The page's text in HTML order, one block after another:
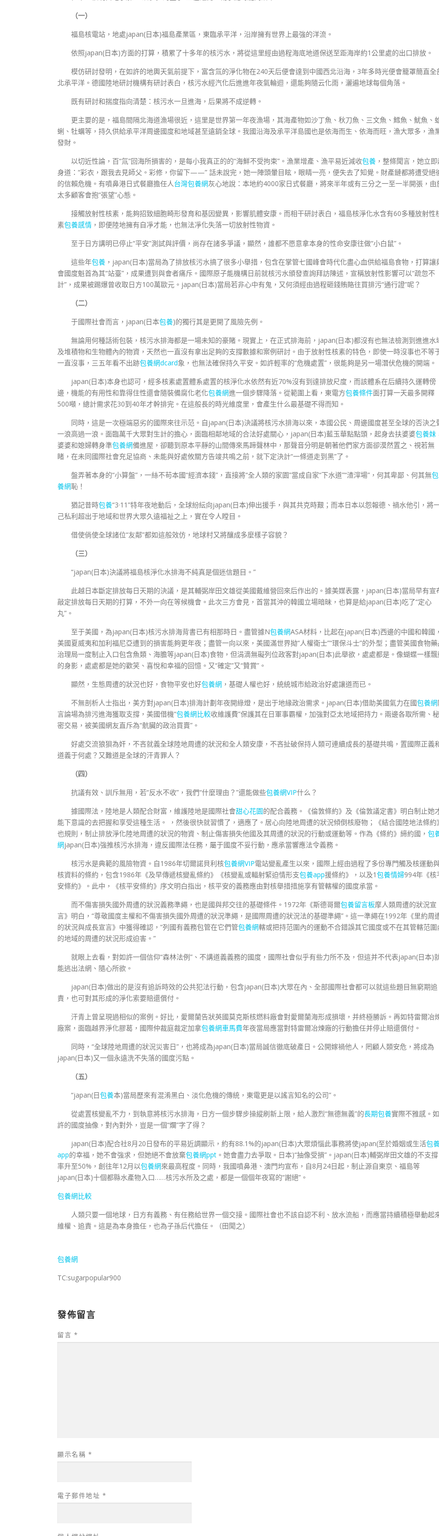
（一）
福島核電站，地處japan(日本)福島產業區，東臨承平洋，沿岸擁有世界上最強的洋流。
依照japan(日本)方面的打算，積累了十多年的核污水，將從這里經由過程海底地道保送至距海岸約1公里處的出口排放。
模仿研討發明，在如許的地輿天氣前提下，富含氚的淨化物在240天后便會達到中國西北沿海，3年多時光便會籠罩簡直全
北承平洋。德國陸地研討機構有研討表白，核污水經汽化后進進年夜氣輪迴，還能夠隨云化雨，灑遍地球每個角落。
既有研討和揣度指向清楚：核污水一旦進海，后果將不成逆轉。
更主要的是，福島間隔北海道漁場很近，這里是世界第一年夜漁場，其海產物如沙丁魚、秋刀魚、三文魚、鱈魚、魷魚、
蜊、牡蠣等，持久供給承平洋周邊國度和地域甚至遠銷全球。我國沿海及承平洋島國也是依海而生、依海而旺，漁大眾多，漁
發財。
以切近性論，百“氚”回海所損害的，是每小我真正的的“海鮮不受拘束”。漁業增產、漁平易近減收包養 ，整條聞言，她立
身道：“彩衣，跟我去見師父。彩修，你留下——” 話未說完，她一陣頭暈目眩，眼睛一亮，便失去了知覺。財產鏈都將遭受絕
的信賴危機。有噴鼻港日式餐廳擔任人台灣包養網灰心地說：本地約4000家日式餐廳，將來半年或有三分之一至一半開張，由
太多顧客會抱“張望”心態。
接觸放射性核素，能夠招致細胞畸形發育和基因變異，影響肌體安康。而相干研討表白，福島核淨化水含有60多種放射性
素包養感情 ，即便陸地擁有自凈才能，也無法凈化失落一切放射性物資。
至于日方講明已停止“平安”測試與評價，尚存在諸多爭議，顯然，誰都不愿意拿本身的性命安康往做“小白鼠”。
這些年包養 ，japan(日本)當局為了排放核污水搞了很多小舉措，包含在掌管七國峰會時代化盡心血供給福島食物，打算讓
會國度魁首為其“站臺”，成果遭到與會者痛斥。國際原子能機構日前就核污水頒發查詢拜訪陳述，宣稱放射性影響可以“疏忽不
計”，成果被踢爆曾收取日方100萬歐元。japan(日本)當局若非心中有鬼，又何須經由過程砸錢賄賂往買排污“通行證”呢？
（二）
于國際社會而言，japan(日本包養)的獨行其是更開了風險先例。
無論用何種話術包裝，核污水排海都是一場未知的豪賭。現實上，在正式排海前，japan(日本)都沒有也無法檢測到進進水
及堆積物和生物體內的物資，天然也一直沒有拿出足夠的支撐數據和案例研討。由于放射性核素的特色，即使一時沒事也不等
一直沒事，三五年看不出跡包養網dcard象，也無法確保持久平安。如許輕率的“危機處置”，很能夠是另一場潛伏危機的開端。
japan(日本)本身也認可，經多核素處置體系處置的核淨化水依然有近70%沒有到達排放尺度，而該體系在后續持久運轉傍
邊，機能的有用性和靠得住性還會隨裝備腐化老化包養網進一個步驟降落。從範圍上看，東電方包養條件面打算一天最多開釋
500噸，總計需求花30到40年才幹排完。在這般長的時光維度里，會產生什么最基礎不得而知。
同時，這是一次極端惡劣的國際來往示范。自japan(日本)決議將核污水排海以來，本國公民、周邊國度甚至全球的否決之
一浪高過一浪。面臨萬千大眾對生計的擔心，面臨相鄰地域的合法好處關心，japan(日本)藍玉華點點頭，起身去扶婆婆包養妹
婆婆和媳婦轉身準包養網備進屋，卻聽到原本平靜的山間傳來馬蹄聲林中，那聲音分明是朝著他們家方面卻漠然置之、視若無
睹，在未同國際社會充足協商、未能與好處攸關方告竣共鳴之前，就下定決計“一條道走到黑”了。
盤弄著本身的“小算盤”，一絲不苟本國“經濟本錢”，直接將“全人類的家園”當成自家“下水道”“渣滓場”，何其卑鄙、何其無包
養網恥！
猶記昔時包養“3·11”特年夜地動后，全球紛紜向japan(日本)伸出援手，與其共克時艱；而本日本以怨報德、禍水他引，將
己私利超出于地域和世界大眾久遠福祉之上，實在令人瞠目。
借使倘使全球諸位“友鄰”都如這般效仿，地球村又將釀成多麼樣子容貌？
（三）
“japan(日本)決議將福島核淨化水排海不純真是個迷信題目。”
此越日本斷定排放每日天期的決議，是其輔弼岸田文雄從美國戴維營回來后作出的。據美媒表露，japan(日本)當局早有宣
敲定排放每日天期的打算，不外一向在等候機會。此次三方會見，首當其沖的韓國立場暗昧，也算是給japan(日本)吃了“定心
丸”。
至于美國，為japan(日本)核污水排海背書已有相那時日。盡管據N包養網ASA材料，比起在japan(日本)西邊的中國和韓國，
美國夏威夷和加利福尼亞遭到的損害能夠更年夜；盡管一向以來，美國滿世界拗“人權衛士”“環保斗士”的外型；盡管美國食物藥
治理局一度制止入口包含魚類、海膽等japan(日本)食物，但涓滴無礙列位政客對japan(日本)此舉欲，處處都是。像蝴蝶一樣飄
的身影，處處都是她的歡笑、喜悅和幸福的回憶。又“確定”又“贊賞”。
顯然，生態周遭的狀況也好，食物平安也好包養網 ，基礎人權也好，統統城市給政治好處讓道而已。
不無剖析人士指出，美方對japan(日本)排海計劃年夜開綠燈，是出于地緣政治需求。japan(日本)借助美國氣力在國包養網
言論場為排污進海獲取支撐，美國借機“包養網比較收維護費”保護其在日軍事霸權，加強對亞太地域把持力。兩邊各取所需、秘
密交易，被美國網友直斥為“骯臟的政治買賣”。
好處交流狼狽為奸，不吝就義全球陸地周遭的狀況和全人類安康，不吝扯破保持人類可連續成長的基礎共鳴，置國際正義
道義于何處？又難道是全球的汗青罪人？
（四）
抗議有效、訓斥無用，若“反水不收”，我們“什麼理由？”還能做些包養網VIP什么？
據國際法，陸地是人類配合財富，維護陸地是國際社會甜心花園的配合義務。《倫敦條約》及《倫敦議定書》明白制止她
能下意識的去把握和享受這種生活。 ，然後很快就習慣了，適應了。居心向陸地周遭的狀況傾倒核廢物；《結合國陸地法條約
也規則，制止排放淨化陸地周遭的狀況的物資、制止傷害損失他國及其周遭的狀況的行動或運動等。作為《條約》締約國， 包
網japan(日本)強推核污水排海，違反國際法任務，屬于國度不妥行動，應承當響應法令義務。
核污水是典範的風險物資。自1986年切爾諾貝利核包養網VIP電站變亂產生以來，國際上經由過程了多份專門觸及核運動
核資料的條約，包含1986年《及早傳遞核變亂條約》《核變亂或輻射緊迫情形支包養app援條約》，以及1包養情婦994年《核
安條約》。此中，《核平安條約》序文明白指出，核平安的義務應由對核舉措措施享有管轄權的國度承當。
而不傷害損失國外周遭的狀況義務準繩，也是國與邦交往的基礎條件。1972年《斯德哥爾包養留言板摩人類周遭的狀況宣
言》明白，“尊敬國度主權和不傷害損失國外周遭的狀況準繩，是國際周遭的狀況法的基礎準繩”。這一準繩在1992年《里約周
的狀況與成長宣言》中獲得確認，“列國有義務包管在它們管包養網轄或把持范圍內的運動不合錯誤其它國度或不在其管轄范圍
的地域的周遭的狀況形成迫害。”
就眼上去看，對如許一個信仰“森林法例”、不講道義義務的國度，國際社會似乎有些力所不及，但這并不代表japan(日本)
能逃出法網、隨心所欲。
japan(日本)做出的是沒有追訴時效的公共犯法行動，包含japan(日本)大眾在內、全部國際社會都可以就這些題目無窮期追
責，也可對其形成的淨化索要賠還償付。
汗青上曾呈現過相似的案例。好比，愛爾蘭告狀英國莫克斯核燃料廠會對愛爾蘭海形成損壞，并終極勝訴。再如特雷爾冶
廠案，面臨越界淨化膠葛，國際仲裁庭裁定加拿包養網車馬費年夜當局應當對特雷爾冶煉廠的行動擔任并停止賠還償付。
同時，“全球陸地周遭的狀況災害日”，也將成為japan(日本)當局誠信徹底破產日。公開嫁禍他人，罔顧人類安危，將成為
japan(日本)又一個永遠洗不失落的國度污點。
（五）
“japan(日包養本)當局歷來有混淆黑白、淡化危機的傳統，東電更是以謠言知名的公司”。
從處置核變亂不力，到執意將核污水排海，日方一個步驟步操縱刷新上限，給人激烈“無德無義”的長期包養實際不雅感。如
許的國度抽像，對內對外，豈是一個“爛”字了得？
japan(日本)配合社8月20日發布的平易近調顯示，約有88.1%的japan(日本)大眾煩惱此事務將使japan(至於婚姻或生活包
app的幸福，她不會強求，但她絕不會放棄包養網ppt 。她會盡力去爭取。日本)“抽像受損”。japan(日本)輔弼岸田文雄的不支撐
率升至50%，創往年12月以包養網來最高程度。同時，我國噴鼻港、澳門均宣布，自8月24日起，制止源自東京、福島等
japan(日本)十個都縣水產物入口……核污水所及之處，都是一個個年夜寫的“謝絕”。
包養網比較
人類只要一個地球，日方有義務、有任務給世界一個交接。國際社會也不該自認不利、放水流船，而應當持續積極舉動起
維權、追責。這是為本身擔任，也為子孫后代擔任。（田聞之）
包養網
TC:sugarpopular900
發佈留言
留言 *
顯示名稱 *
電子郵件地址 *